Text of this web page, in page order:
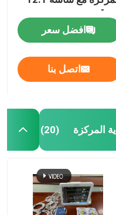
بوصة
افضل سعر
اتصل بنا
المركزة (20)